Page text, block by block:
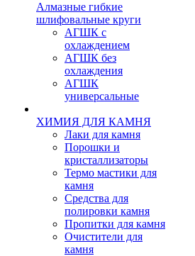
Алмазные гибкие
шлифовальные круги
АГШК с
охлаждением
АГШК без
охлаждения
АГШК
универсальные
ХИМИЯ ДЛЯ КАМНЯ
Лаки для камня
Порошки и
кристаллизаторы
Термо мастики для
камня
Средства для
полировки камня
Пропитки для камня
Очистители для
камня